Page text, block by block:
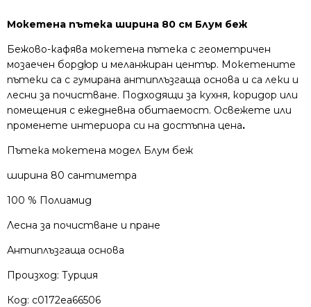
Мокетена пътека ширина 80 см Блум беж
Бежово-кафява мокетена пътека с геометричен
мозаечен бордюр и меланжиран център. Мокетените
пътеки са с гумирана антиплъзгаща основа и са леки и
лесни за почистване. Подходящи за кухня, коридор или
помещения с ежедневна обитаемост. Освежете или
променете интериора си на достъпна цена.
Пътека мокетена модел Блум беж
ширина 80 сантиметра
100 % Полиамид
Лесна за почистване и пране
Антиплъзгаща основа
Произход: Турция
Код: c0172ea66506